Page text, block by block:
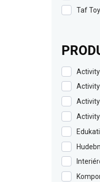
Taf